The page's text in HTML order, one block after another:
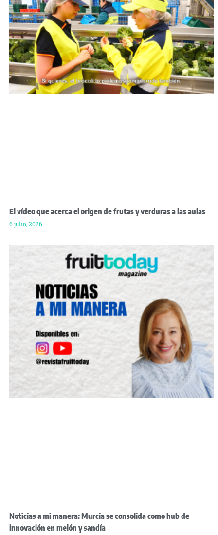
El vídeo que acerca el origen de frutas y verduras a las aulas
6 julio, 2026
Noticias a mi manera: Murcia se consolida como hub de
innovación en melón y sandía